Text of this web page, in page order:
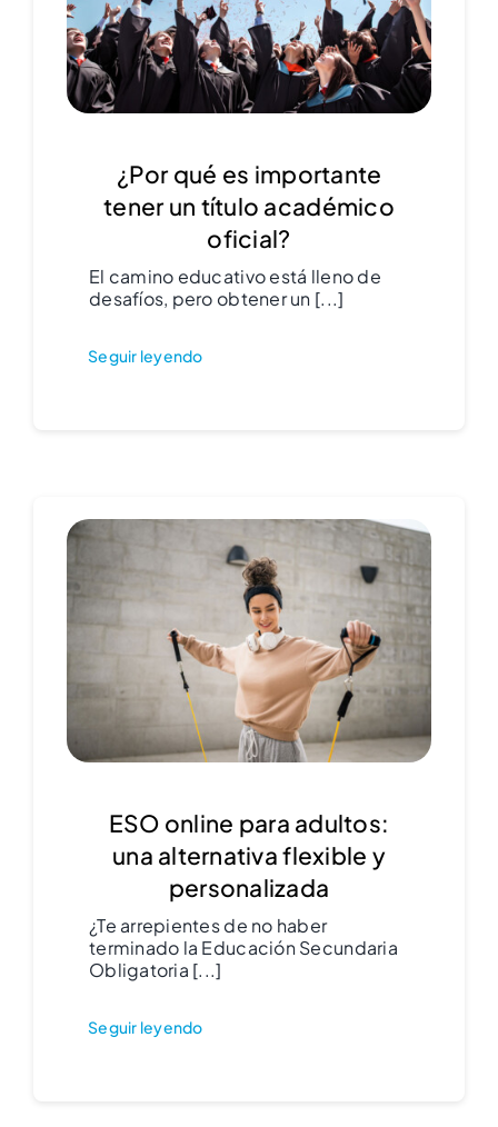
¿Por qué es importante
tener un título académico
oficial?
El camino educativo está lleno de
desafíos, pero obtener un [...]
Seguir leyendo
ESO online para adultos:
una alternativa flexible y
personalizada
¿Te arrepientes de no haber
terminado la Educación Secundaria
Obligatoria [...]
Seguir leyendo